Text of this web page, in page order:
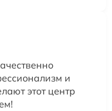
и
этот центр